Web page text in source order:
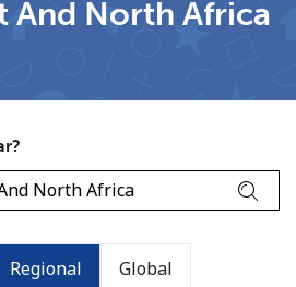
cuenta? Inicia sesión →
o
And North Africa
Regional Global